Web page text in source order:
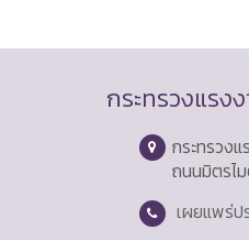
กระทรวงแรง
กระทรวงแ
ถนนมิตรไ
เผยแพร่ป